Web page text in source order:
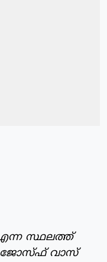
സ്ഥലത്ത്
ജോസ്ഫ് വാസ്